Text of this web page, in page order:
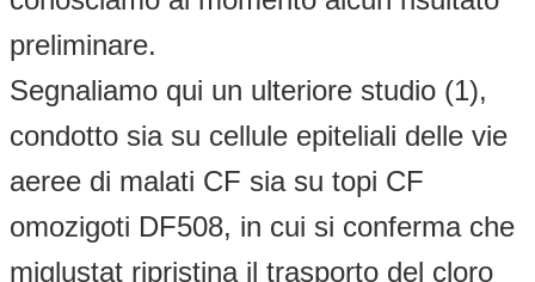
preliminare.
Segnaliamo qui un ulteriore studio (1),
condotto sia su cellule epiteliali delle vie
aeree di malati CF sia su topi CF
omozigoti DF508, in cui si conferma che
miglustat ripristina il trasporto del cloro